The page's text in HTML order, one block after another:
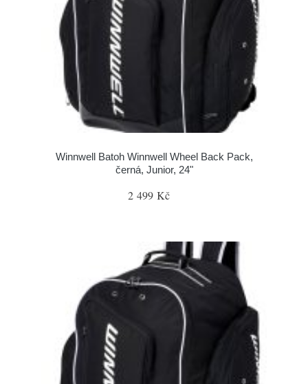
Winnwell Batoh Winnwell Wheel Back Pack,
černá, Junior, 24"
2 499 Kč